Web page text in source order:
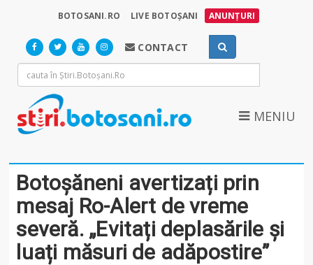
BOTOSANI.RO LIVE BOTOȘANI ANUNȚURI
CONTACT
MENIU
Botoșăneni avertizați prin
mesaj Ro-Alert de vreme
severă. „Evitați deplasările și
luați măsuri de adăpostire”